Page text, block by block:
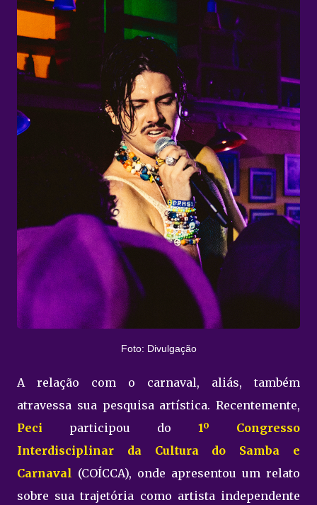
Foto: Divulgação
A relação com o carnaval, aliás, também
atravessa sua pesquisa artística. Recentemente,
Peci participou do 1º Congresso
Interdisciplinar da Cultura do Samba e
Carnaval (COÍCCA), onde apresentou um relato
sobre sua trajetória como artista independente